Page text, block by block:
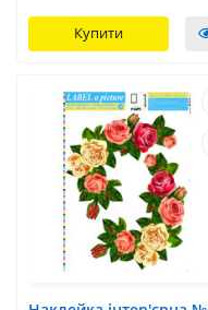
Купити